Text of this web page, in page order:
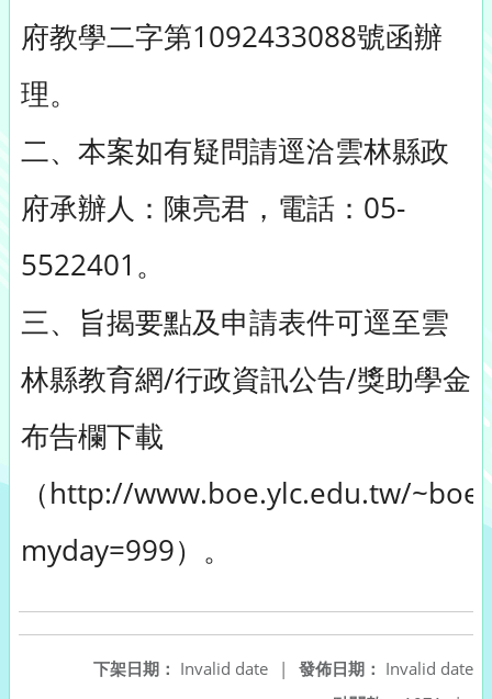
府教學二字第1092433088號函辦
理。
二、本案如有疑問請逕洽雲林縣政
府承辦人：陳亮君，電話：05-
5522401。
三、旨揭要點及申請表件可逕至雲
林縣教育網/行政資訊公告/獎助學金
布告欄下載
（http://www.boe.ylc.edu.tw/
myday=999）。
發佈日期： Invalid date
下架日期： Invalid date
|